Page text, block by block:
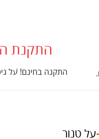
התקנת
התקנה בחינם! על
על טנור